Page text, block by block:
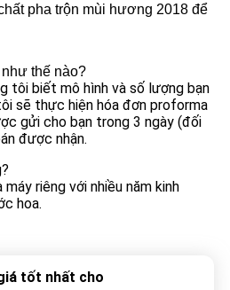
pha trộn mùi hương 2018 để
thế nào?
tôi biết mô hình và số lượng bạn
sẽ thực hiện hóa đơn proforma
gửi cho bạn trong 3 ngày (đối
được nhận.
riêng với nhiều năm kinh
hoa.
tốt nhất cho